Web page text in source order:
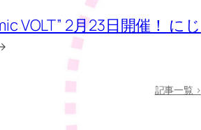
VOLT” 2月23日開催！ にじ
記事一覧 >